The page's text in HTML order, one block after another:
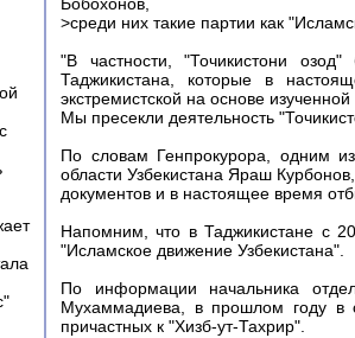
>среди них такие партии как
"В частности, "Точикистони
Таджикистана, которые в
экстремистской на основе
Мы пресекли деятельность
По словам Генпрокурора, одним
области Узбекистана Яраш
документов и в настоящее время
Напомним, что в Таджикистане с
"Исламское движение Узбекистана".
По информации начальника
Мухаммадиева, в прошлом году в
причастных к "Хизб-ут-Тахрир".